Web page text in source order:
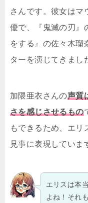
さんです。彼女はマ
優で、『鬼滅の刃』
をする』の佐々木瑠
ターを演じてきまし
加隈亜衣さんの声質
さを感じさせるもの
もできるため、エリ
見事に表現していま
エリスは本
よね！それ